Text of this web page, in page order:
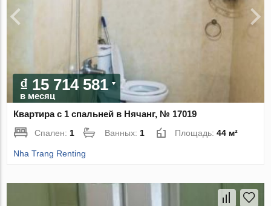
₫ 15 714 581
в месяц
Квартира с 1 спальней в Нячанг, № 17019
Спален:1 Ванных:1 Площадь:44 м²
Nha Trang Renting